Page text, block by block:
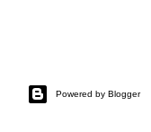
Powered by Blogger